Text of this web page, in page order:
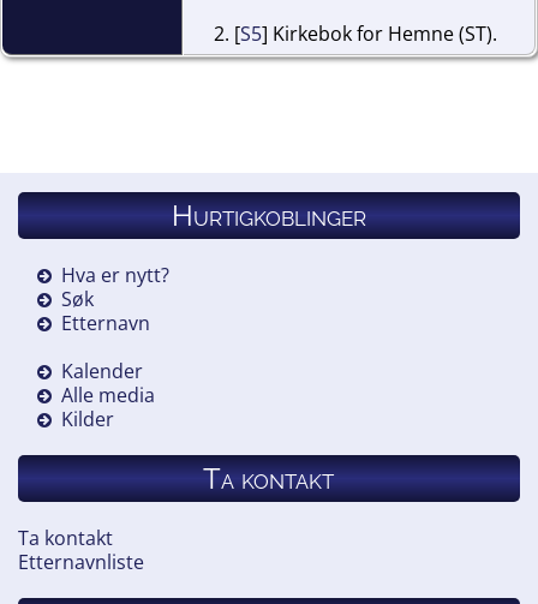
[S5] Kirkebok for Hemne (ST).
Hurtigkoblinger
Hva er nytt?
Søk
Etternavn
Kalender
Alle media
Kilder
Ta kontakt
Ta kontakt
Etternavnliste